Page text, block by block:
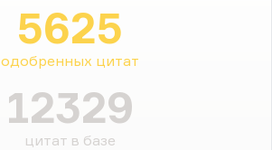
5625
одобренных цитат
12329
цитат в базе